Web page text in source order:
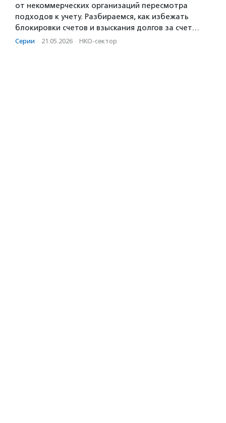
от некоммерческих организаций пересмотра
подходов к учету. Разбираемся, как избежать
блокировки счетов и взыскания долгов за счет…
Серии · 21.05.2026 · НКО-сектор